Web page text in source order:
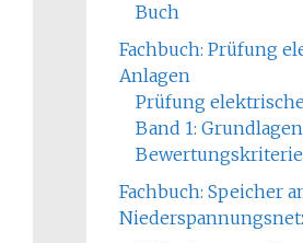
Buch
Fachbuch: Prüfung
Anlagen
Prüfung
Band 1:
Fachbuch: Speicher